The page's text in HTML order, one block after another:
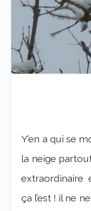
Y’en a qui se
la neige
extraordinaire
ça l’est ! il ne